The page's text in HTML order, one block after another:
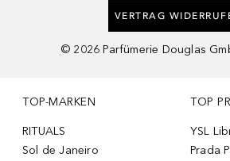
VERTRAG
© 2026 Parfümerie Douglas
TOP-MARKEN
RITUALS
Sol de Janeiro
TOP
YSL
Prada